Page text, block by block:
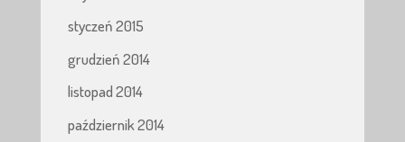
styczeń 2015
grudzień 2014
listopad 2014
październik 2014